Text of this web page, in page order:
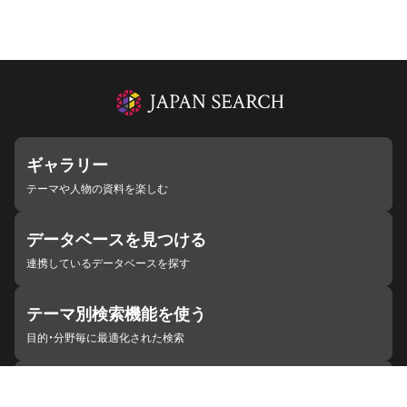
ギャラリー
テーマや人物の資料を楽しむ
データベースを見つける
連携しているデータベースを探す
テーマ別検索機能を使う
目的・分野毎に最適化された検索